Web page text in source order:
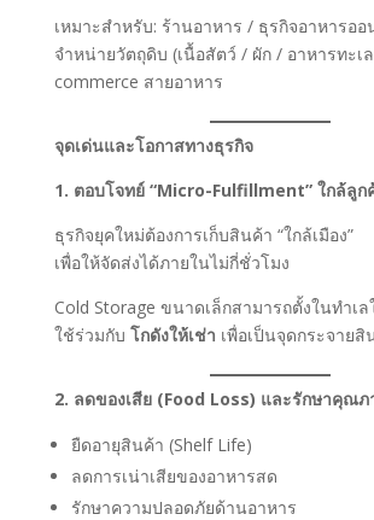
เหมาะสำหรับ: ร้านอาหาร / ธุรกิจอาหารอ
จำหน่ายวัตถุดิบ (เนื้อสัตว์ / ผัก / อาหารทะเ
commerce สายอาหาร
จุดเด่นและโอกาสทางธุรกิจ
1. ตอบโจทย์ “Micro-Fulfillment” ใกล้ลูก
ธุรกิจยุคใหม่ต้องการเก็บสินค้า “ใกล้เมือง”
เพื่อให้จัดส่งได้ภายในไม่กี่ชั่วโมง
Cold Storage ขนาดเล็กสามารถตั้งในทำเ
ใช้ร่วมกับ โกดังให้เช่า เพื่อเป็นจุดกระจาย
2. ลดของเสีย (Food Loss) และรักษาคุณ
ยืดอายุสินค้า (Shelf Life)
ลดการเน่าเสียของอาหารสด
รักษาความปลอดภัยด้านอาหาร